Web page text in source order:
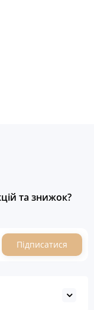
та знижок?
Підписатися